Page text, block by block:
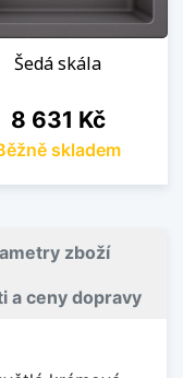
Šedá skála
Cena
8 631 Kč
skladem
zboží
a ceny dopravy